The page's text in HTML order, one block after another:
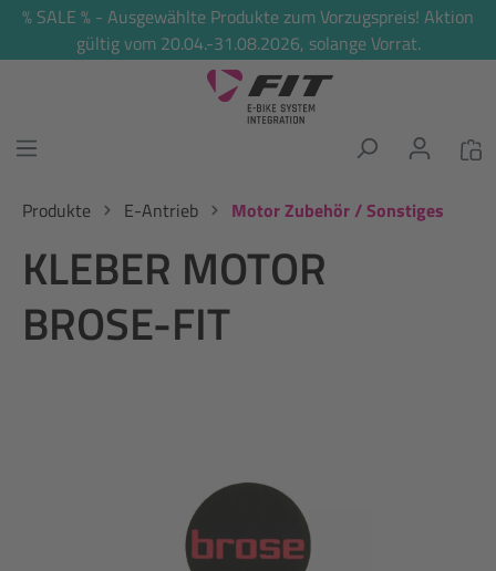
springen
% SALE % - Ausgewählte Produkte zum Vorzugspreis! Aktion
gültig vom 20.04.-31.08.2026, solange Vorrat.
Produkte E-Antrieb Motor Zubehör / Sonstiges
KLEBER MOTOR
BROSE-FIT